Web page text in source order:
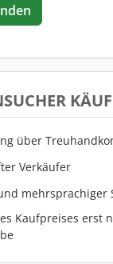
über
Verkäufer
mehrsprachiger
Kaufpreises erst